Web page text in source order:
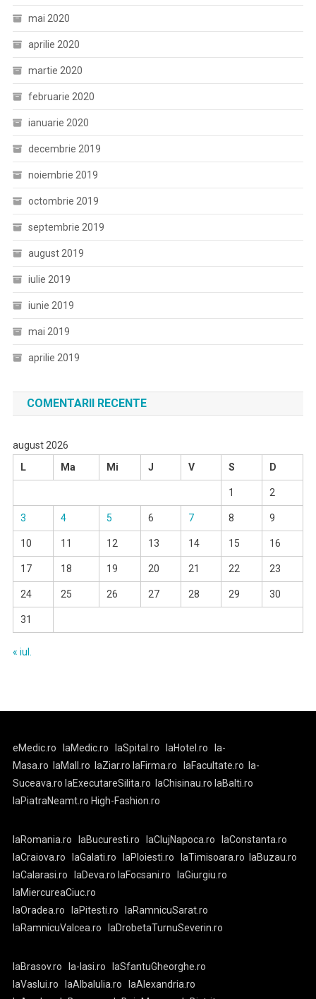
mai 2020
aprilie 2020
martie 2020
februarie 2020
ianuarie 2020
decembrie 2019
noiembrie 2019
octombrie 2019
septembrie 2019
august 2019
iulie 2019
iunie 2019
mai 2019
aprilie 2019
COMENTARII RECENTE
august 2026
L
Ma Mi J V S D
1 2
3 4 5 6 7 8 9
10 11 12 13 14 15 16
17 18 19 20 21 22 23
24 25 26 27 28 29 30
31
« iul.
eMedic.ro laMedic.ro laSpital.ro laHotel.ro
la-
Masa.ro
laMall.ro laZiar.ro laFirma.ro laFacultate.ro
la-
Suceava.ro laExecutareSilita.ro laChisinau.ro laBalti.ro
laPiatraNeamt.ro High-Fashion.ro
laRomania.ro laBucuresti.ro laClujNapoca.ro
laConstanta.ro
laCraiova.ro
laGalati.ro laPloiesti.ro laTimisoara.ro
laBuzau.ro
laCalarasi.ro
laDeva.ro laFocsani.ro
laGiurgiu.ro
laMiercureaCiuc.ro
laOradea.ro
laPitesti.ro
laRamnicuSarat.ro
laRamnicuValcea.ro
laDrobetaTurnuSeverin.ro
laBrasov.ro la-Iasi.ro
laSfantuGheorghe.ro
laVaslui.ro
laAlbaIulia.ro
laAlexandria.ro